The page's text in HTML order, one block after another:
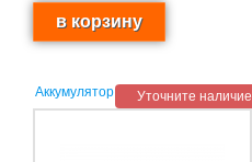
Уточните наличие
Аккумулятор